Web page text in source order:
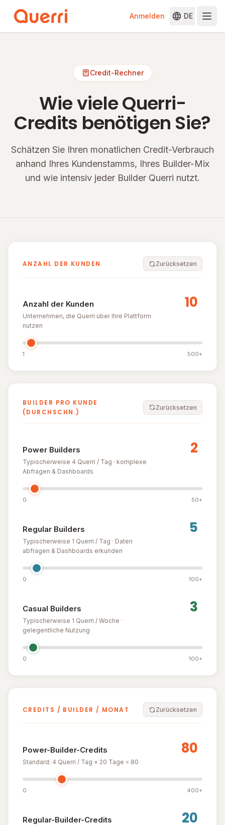
Anmelden DE
Credit-Rechner
Wie viele Querri-
Credits benötigen Sie?
Schätzen Sie Ihren monatlichen Credit-Verbrauch
anhand Ihres Kundenstamms, Ihres Builder-Mix
und wie intensiv jeder Builder Querri nutzt.
ANZAHL DER KUNDEN Zurücksetzen
Anzahl der Kunden
Unternehmen, die Querri über Ihre Plattform
nutzen
1 500+
BUILDER PRO KUNDE
(DURCHSCHN.)
Zurücksetzen
Power Builders
Typischerweise 4 Querri / Tag · komplexe
Abfragen & Dashboards
0 50+
Regular Builders
Typischerweise 1 Querri / Tag · Daten
abfragen & Dashboards erkunden
0 100+
Casual Builders
Typischerweise 1 Querri / Woche ·
gelegentliche Nutzung
0 100+
CREDITS / BUILDER / MONAT Zurücksetzen
Power-Builder-Credits
Standard: 4 Querri / Tag × 20 Tage = 80
0 400+
Regular-Builder-Credits